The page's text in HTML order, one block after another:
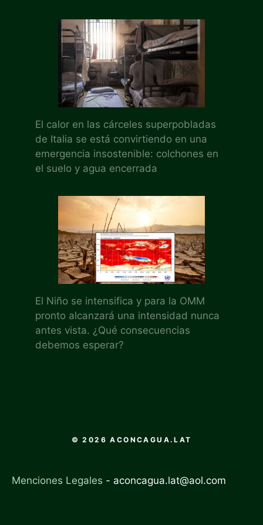
El calor en las cárceles superpobladas
de Italia se está convirtiendo en una
emergencia insostenible: colchones en
el suelo y agua encerrada
El Niño se intensifica y para la OMM
pronto alcanzará una intensidad nunca
antes vista. ¿Qué consecuencias
debemos esperar?
© 2026 ACONCAGUA.LAT
Menciones Legales - aconcagua.lat@aol.com